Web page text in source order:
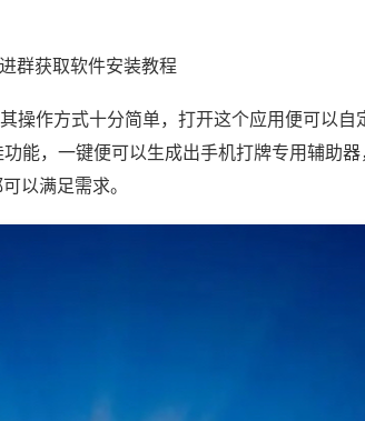
群获取软件安装教程
操作方式十分简单，打开这个应用便可以自
能，一键便可以生成出手机打牌专用辅助
以满足需求。